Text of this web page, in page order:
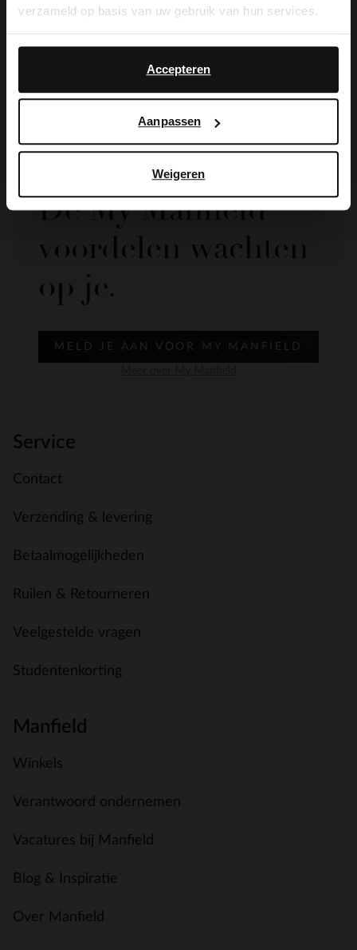
verzameld op basis van uw gebruik van hun services.
Accepteren
Aanpassen
Weigeren
99.99
De My Manfield
voordelen wachten
op je.
MELD JE AAN VOOR MY MANFIELD
Service
Contact
Verzending & levering
Betaalmogelijkheden
Ruilen & Retourneren
Veelgestelde vragen
Studentenkorting
Manfield
Winkels
Verantwoord ondernemen
Vacatures bij Manfield
Blog & Inspiratie
Over Manfield
English